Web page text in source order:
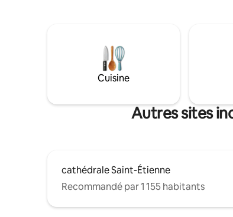
chambres spacieuses, une arrivée
autonome facile et la livraison du petit-
déjeuner complètent l'expérience. Du
linge de lit de qualité hôtelière, des
déjeuner frais livré à votre porte.
Cuisine
Autres sites
cathédrale Saint-Étienne
Recommandé par 1 155 habitants